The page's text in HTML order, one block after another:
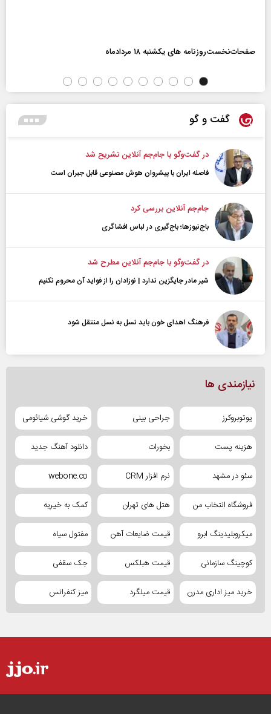
صفحات‌نخست‌روزنامه ها‌ی یکشنبه ۱۸ مردادماه
گفت و گو
در گفت‌و‌گو با جام‌جم آنلاین تشریح شد
فاصله ایران با پیشرو‌ان هوش مصنوعی قابل جبران است
جام‌جم آنلاین بررسی کرد
باج‌نیوزها؛ باج‌گیری در لباس افشاگری
در گفت‌و‌گو با جام‌جم آنلاین مطرح شد
شیر مادر جایگزین ندارد | نوزادان را از فواید آن محروم نکنیم
فرهنگ اهدای خون باید نسل به نسل منتقل شود
نیازمندی ها
یوتوبروکرز جراحی بینی خرید گوشی شیائومی
هزینه پست بخورات دانلود آهنگ جدید
سئو در مشهد نرم افزار CRM webone.co
فروشگاه انتخاب من هتل های تهران کمک به خیریه
میکروبلیدینگ ابرو قیمت ضایعات آهن مفتول سیاه
کوچینگ سازمانی قیمت هبلکس جک سقفی
خرید میز اداری مدرن قیمت میلگرد میز کنفرانس